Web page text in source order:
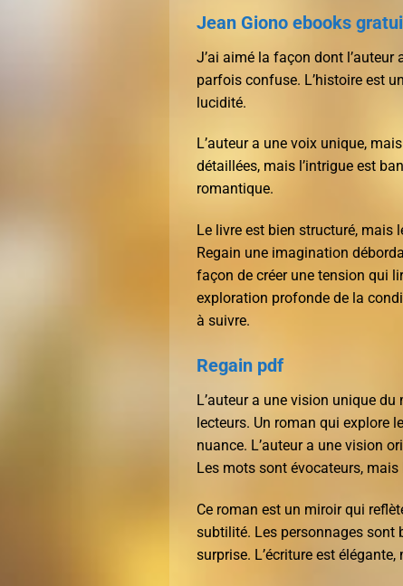
Jean Giono ebooks
J’ai aimé la façon dont
parfois confuse. L’histoire est
lucidité.
L’auteur a une voix unique,
détaillées, mais l’intrigue est
romantique.
Le livre est bien structuré, mais
Regain une imagination
façon de créer une tension qui
exploration profonde de la
à suivre.
Regain pdf
L’auteur a une vision unique
lecteurs. Un roman qui explore
nuance. L’auteur a une vision
Les mots sont évocateurs,
Ce roman est un miroir qui
subtilité. Les personnages sont
surprise. L’écriture est